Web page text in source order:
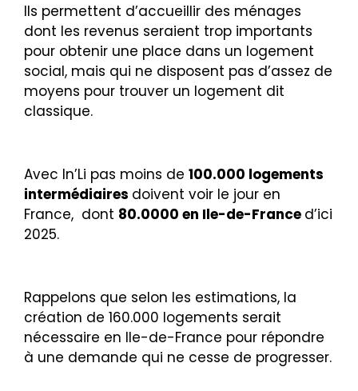
Ils permettent d’accueillir des ménages
dont les revenus seraient trop importants
pour obtenir une place dans un logement
social, mais qui ne disposent pas d’assez de
moyens pour trouver un logement dit
classique.
Avec In’Li pas moins de 100.000 logements
intermédiaires doivent voir le jour en
France, dont 80.0000 en Ile-de-France d’ici
2025.
Rappelons que selon les estimations, la
création de 160.000 logements serait
nécessaire en Ile-de-France pour répondre
à une demande qui ne cesse de progresser.